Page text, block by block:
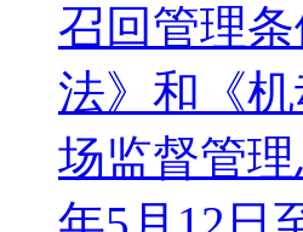
召回管理
法》和《
场监督管